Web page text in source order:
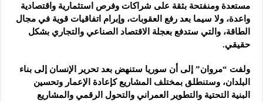
مستعدة ومنفتحة بثقة على شراكات وفرص استثمارية واقتصادية
واعدة، ولا سيما بعد رفع العقوبات، وإبرام اتفاقيات قوية في مجال
الطاقة، والتي ستدفع بعجلة الاقتصاد الصناعي والتجاري بشكل
حقيقي.
ولفت “مروان” إلى أن سوريا ستنهض بعد تحرير الإنسان إلى بناء
البلدان، وستنطلق بمختلف المشاريع كإعادة الإعمار وتحسين
البنية التحتية والتطوير العمراني والتحول الرقمي والمشاريع